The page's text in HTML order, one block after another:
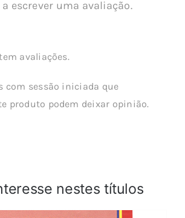
escrever uma avaliação.
avaliações.
com sessão iniciada que
produto podem deixar opinião.
nestes títulos